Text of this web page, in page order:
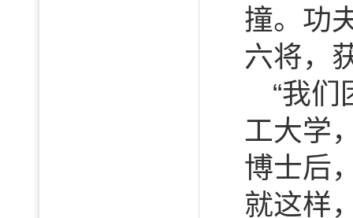
撞。功
六将，
“我
工大学
博士后
就这样